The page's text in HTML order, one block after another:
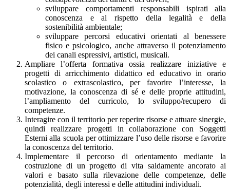
sviluppare comportamenti responsabili ispirati alla
conoscenza e al rispetto della legalità e della
sostenibilità ambientale;
sviluppare percorsi educativi orientati al benessere
fisico e psicologico, anche attraverso il potenziamento
dei canali espressivi, artistici, musicali.
Ampliare l’offerta formativa ossia realizzare iniziative e
progetti di arricchimento didattico ed educativo in orario
scolastico o extrascolastico, per favorire l’interesse, la
motivazione, la conoscenza di sé e delle proprie attitudini,
l’ampliamento del curricolo, lo sviluppo/recupero di
competenze.
Interagire con il territorio per reperire risorse e attuare sinergie,
quindi realizzare progetti in collaborazione con Soggetti
Esterni alla scuola per ottimizzare l’uso delle risorse e favorire
la conoscenza del territorio.
Implementare il percorso di orientamentomediante la
costruzione di un progetto di vita saldamente ancorato ai
valori e basato sulla rilevazione delle competenze, delle
potenzialità, degli interessi e delle attitudini individuali.